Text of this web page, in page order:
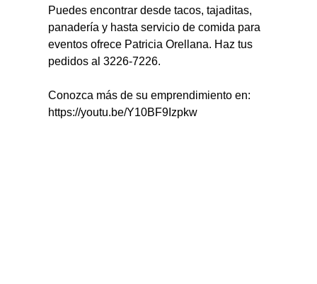
Puedes encontrar desde tacos, tajaditas,
panadería y hasta servicio de comida para
eventos ofrece Patricia Orellana. Haz tus
pedidos al 3226-7226.
Conozca más de su emprendimiento en:
https://youtu.be/Y10BF9Izpkw